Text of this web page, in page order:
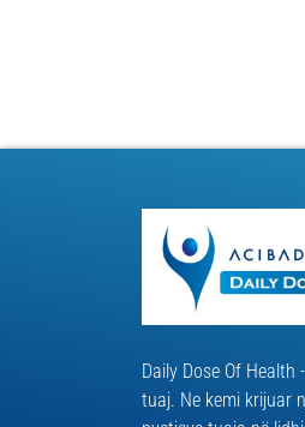
Daily Dose Of
tuaj. Ne kemi krijuar